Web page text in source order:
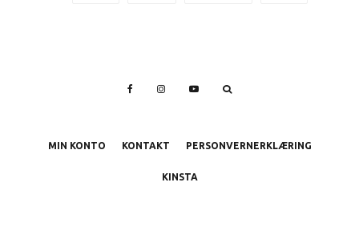
MIN KONTO KONTAKT PERSONVERNERKLÆRING
KINSTA